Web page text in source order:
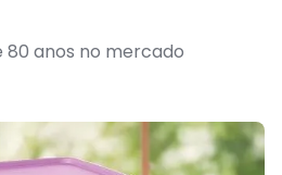
anos no mercado